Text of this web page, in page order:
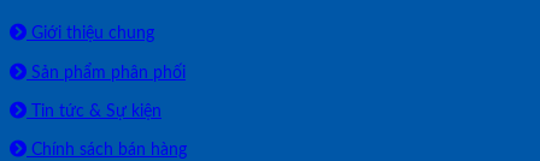
Giới thiệu chung
Sản phẩm phân phối
Tin tức & Sự kiện
Chính sách bán hàng